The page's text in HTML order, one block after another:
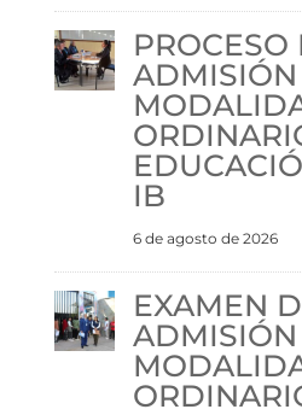
PROCESO
IB
6 de agosto de 2026
EXAMEN